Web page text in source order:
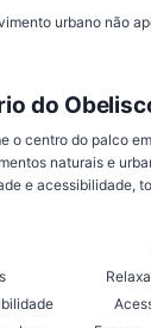
urbano não
do
o centro do palco
naturais e
e acessibilidade,